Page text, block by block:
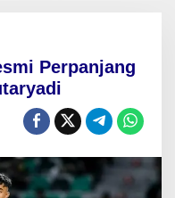
Perpanjang